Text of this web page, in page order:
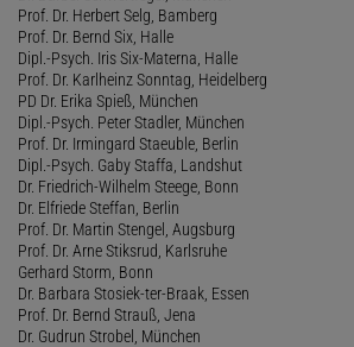
Prof. Dr. Herbert Selg, Bamberg
Prof. Dr. Bernd Six, Halle
Dipl.-Psych. Iris Six-Materna, Halle
Prof. Dr. Karlheinz Sonntag, Heidelberg
PD Dr. Erika Spieß, München
Dipl.-Psych. Peter Stadler, München
Prof. Dr. Irmingard Staeuble, Berlin
Dipl.-Psych. Gaby Staffa, Landshut
Dr. Friedrich-Wilhelm Steege, Bonn
Dr. Elfriede Steffan, Berlin
Prof. Dr. Martin Stengel, Augsburg
Prof. Dr. Arne Stiksrud, Karlsruhe
Gerhard Storm, Bonn
Dr. Barbara Stosiek-ter-Braak, Essen
Prof. Dr. Bernd Strauß, Jena
Dr. Gudrun Strobel, München